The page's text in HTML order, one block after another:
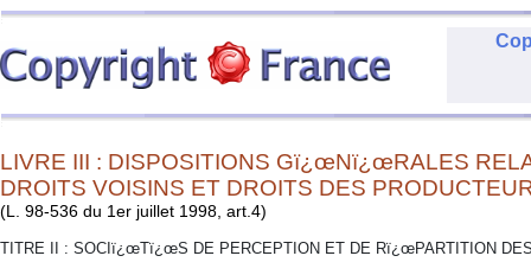
LIVRE III : DISPOSITIONS Gï¿œNï¿œRALES
DROITS VOISINS ET DROITS DES
(L. 98-536 du 1er juillet 1998, art.4)
TITRE II : SOCIï¿œTï¿œS DE PERCEPTION ET DE Rï¿œPARTITION